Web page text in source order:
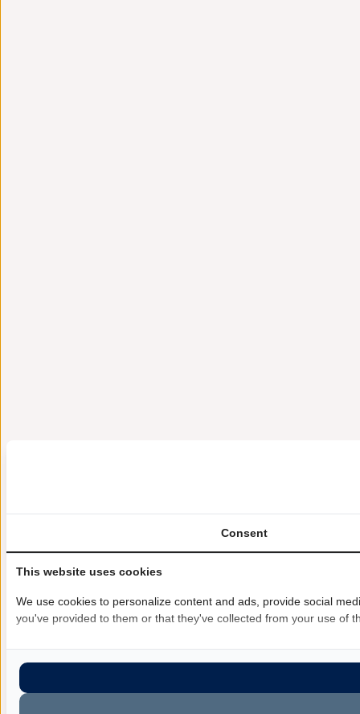
Consent
This website uses cookies
We use cookies to personalize content and ads, provide social
you've provided to them or that they've collected from your use of